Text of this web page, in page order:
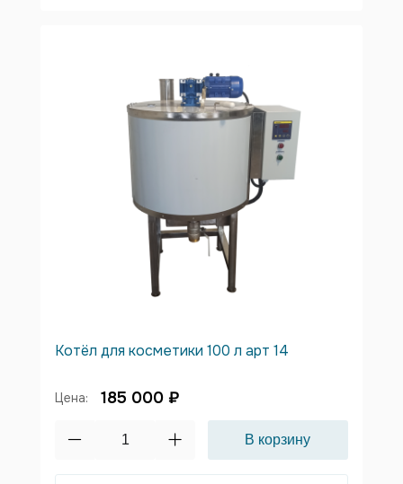
Котёл для косметики 100 л арт 14
Цена: 185 000 ₽